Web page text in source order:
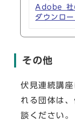
Adobe 社
ダウンロ
その他
伏見連続講
れる団体は
談ください。